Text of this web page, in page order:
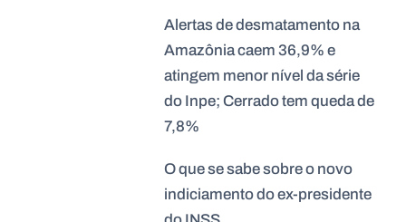
Alertas de desmatamento na
Amazônia caem 36,9% e
atingem menor nível da série
do Inpe; Cerrado tem queda de
7,8%
O que se sabe sobre o novo
indiciamento do ex-presidente